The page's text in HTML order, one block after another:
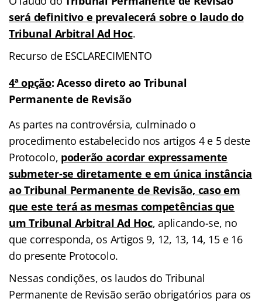
será definitivo e prevalecerá sobre o laudo do
Tribunal Arbitral Ad Hoc.
Recurso de ESCLARECIMENTO
4ª opção: Acesso direto ao Tribunal
Permanente de Revisão
As partes na controvérsia, culminado o
procedimento estabelecido nos artigos 4 e 5 deste
Protocolo, poderão acordar expressamente
submeter-se diretamente e em única instância
ao Tribunal Permanente de Revisão, caso em
que este terá as mesmas competências que
um Tribunal Arbitral Ad Hoc, aplicando-se, no
que corresponda, os Artigos 9, 12, 13, 14, 15 e 16
do presente Protocolo.
Nessas condições, os laudos do Tribunal
Permanente de Revisão serão obrigatórios para os